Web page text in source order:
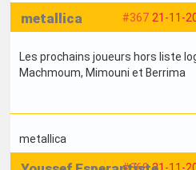
#367 21-11-
metallica
Les prochains joueurs hors liste
Machmoum, Mimouni et Berrima
metallica
#368 21-11-